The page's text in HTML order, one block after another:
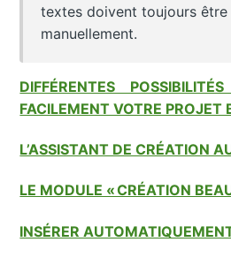
textes doivent toujours être
manuellement.
DIFFÉRENTES
FACILEMENT VOTRE PROJET
L’ASSISTANT DE CRÉATION
LE MODULE « CRÉATION
INSÉRER